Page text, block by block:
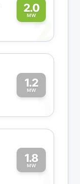
2.0
MW2
1.2
MW1
1.8
MW